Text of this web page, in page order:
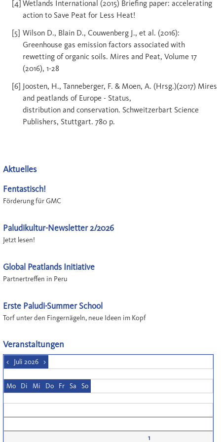
Wetlands International (2015) Briefing paper: accelerating
action to Save Peat for Less Heat!
Wilson D., Blain D., Couwenberg J., et al. (2016):
Greenhouse gas emission factors associated with
rewetting of organic soils. Mires and Peat, Volume 17
(2016), 1-28
Joosten, H., Tanneberger, F. & Moen, A. (Hrsg.)(2017) Mires
and peatlands of Europe - Status,
distribution and conservation. Schweitzerbart Science
Publishers, Stuttgart. 780 p.
Aktuelles
Fentastisch!
Förderung für GMC
Paludikultur-Newsletter 2/2026
Jetzt lesen!
Global Peatlands Initiative
Partnertreffen in Peru
Erste Paludi-Summer School
Torf unter den Fingernägeln, neue Ideen im Kopf
Veranstaltungen
< Juli 2026 >
Mo Di Mi Do Fr Sa So
1